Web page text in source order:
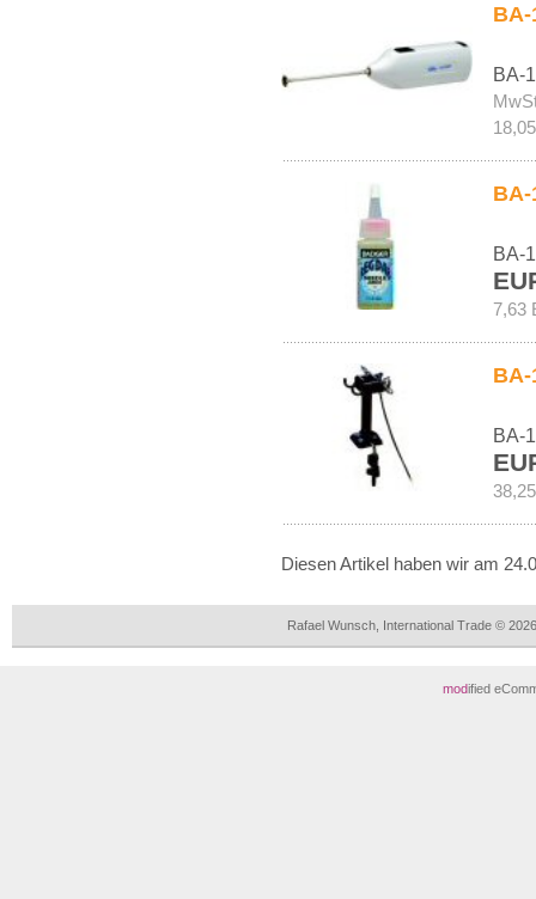
BA-
BA-
7,63
BA-
Diesen Artikel haben wir am
Rafael Wunsch, International Trade ©
modified